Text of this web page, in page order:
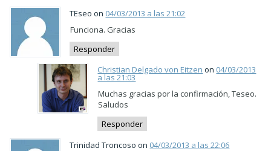
TEseo on 04/03/2013 a las 21:02
Funciona. Gracias
Responder
Christian Delgado von Eitzen on 04/03/2013
a las 21:03
Muchas gracias por la confirmación, Teseo.
Saludos
Responder
Trinidad Troncoso on 04/03/2013 a las 22:06